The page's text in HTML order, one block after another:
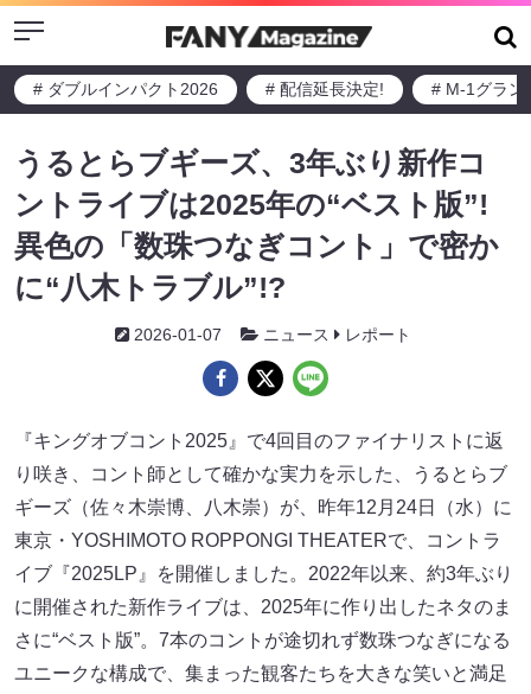
Menu
# ダブルインパクト2026 # 配信延長決定! # M-1グラン
うるとらブギーズ、3年ぶり新作コ
ントライブは2025年の“ベスト版”!
異色の「数珠つなぎコント」で密か
に“八木トラブル”!?
2026-01-07 ニュース レポート
『キングオブコント2025』で4回目のファイナリストに返
り咲き、コント師として確かな実力を示した、うるとらブ
ギーズ（佐々木崇博、八木崇）が、昨年12月24日（水）に
東京・YOSHIMOTO ROPPONGI THEATERで、コントラ
イブ『2025LP』を開催しました。2022年以来、約3年ぶり
に開催された新作ライブは、2025年に作り出したネタのま
さに“ベスト版”。7本のコントが途切れず数珠つなぎになる
ユニークな構成で、集まった観客たちを大きな笑いと満足